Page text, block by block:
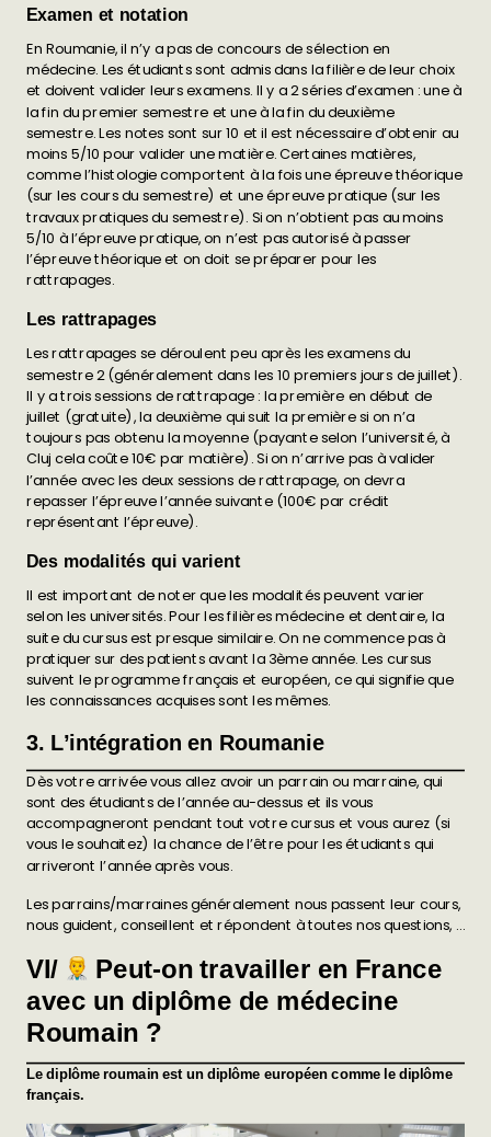
Examen et notation
En Roumanie, il n’y a pas de concours de sélection en
médecine. Les étudiants sont admis dans la filière de leur choix
et doivent valider leurs examens. Il y a 2 séries d’examen : une à
la fin du premier semestre et une à la fin du deuxième
semestre. Les notes sont sur 10 et il est nécessaire d’obtenir au
moins 5/10 pour valider une matière. Certaines matières,
comme l’histologie comportent à la fois une épreuve théorique
(sur les cours du semestre) et une épreuve pratique (sur les
travaux pratiques du semestre). Si on n’obtient pas au moins
5/10 à l’épreuve pratique, on n’est pas autorisé à passer
l’épreuve théorique et on doit se préparer pour les
rattrapages.
Les rattrapages
Les rattrapages se déroulent peu après les examens du
semestre 2 (généralement dans les 10 premiers jours de juillet).
Il y a trois sessions de rattrapage : la première en début de
juillet (gratuite), la deuxième qui suit la première si on n’a
toujours pas obtenu la moyenne (payante selon l’université, à
Cluj cela coûte 10€ par matière). Si on n’arrive pas à valider
l’année avec les deux sessions de rattrapage, on devra
repasser l’épreuve l’année suivante (100€ par crédit
représentant l’épreuve).
Des modalités qui varient
Il est important de noter que les modalités peuvent varier
selon les universités. Pour les filières médecine et dentaire, la
suite du cursus est presque similaire. On ne commence pas à
pratiquer sur des patients avant la 3ème année. Les cursus
suivent le programme français et européen, ce qui signifie que
les connaissances acquises sont les mêmes.
3. L’intégration en Roumanie
Dès votre arrivée vous allez avoir un parrain ou marraine, qui
sont des étudiants de l’année au-dessus et ils vous
accompagneront pendant tout votre cursus et vous aurez (si
vous le souhaitez) la chance de l’être pour les étudiants qui
arriveront l’année après vous.
Les parrains/marraines généralement nous passent leur cours,
nous guident, conseillent et répondent à toutes nos questions, …
VI/ Peut-on travailler en France
avec un diplôme de médecine
Roumain ?
Le diplôme roumain est un diplôme européen comme le diplôme
français.